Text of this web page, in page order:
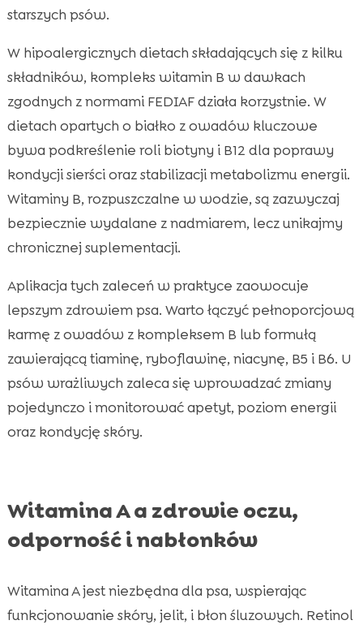
starszych psów.
W hipoalergicznych dietach składających się z kilku
składników, kompleks witamin B w dawkach
zgodnych z normami FEDIAF działa korzystnie. W
dietach opartych o białko z owadów kluczowe
bywa podkreślenie roli biotyny i B12 dla poprawy
kondycji sierści oraz stabilizacji metabolizmu energii.
Witaminy B, rozpuszczalne w wodzie, są zazwyczaj
bezpiecznie wydalane z nadmiarem, lecz unikajmy
chronicznej suplementacji.
Aplikacja tych zaleceń w praktyce zaowocuje
lepszym zdrowiem psa. Warto łączyć pełnoporcjową
karmę z owadów z kompleksem B lub formułą
zawierającą tiaminę, ryboflawinę, niacynę, B5 i B6. U
psów wrażliwych zaleca się wprowadzać zmiany
pojedynczo i monitorować apetyt, poziom energii
oraz kondycję skóry.
Witamina A a zdrowie oczu,
odporność i nabłonków
Witamina A jest niezbędna dla psa, wspierając
funkcjonowanie skóry, jelit, i błon śluzowych. Retinol